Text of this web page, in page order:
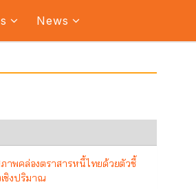
News
าพคล่องตราสารหนี้ไทยด้วยตัวชี้
ชิงปริมาณ